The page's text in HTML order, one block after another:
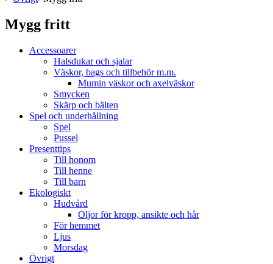
Mygg fritt
Accessoarer
Halsdukar och sjalar
Väskor, bags och tillbehör m.m.
Mumin väskor och axelväskor
Smycken
Skärp och bälten
Spel och underhållning
Spel
Pussel
Presenttips
Till honom
Till henne
Till barn
Ekologiskt
Hudvård
Oljor för kropp, ansikte och hår
För hemmet
Ljus
Morsdag
Övrigt